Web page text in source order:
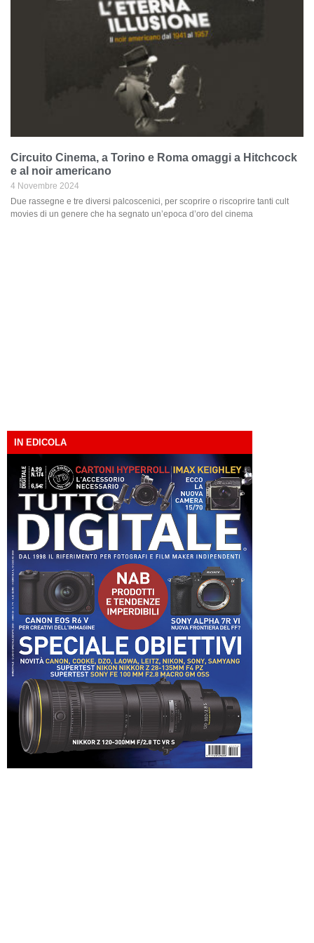
Circuito Cinema, a Torino e Roma omaggi a Hitchcock
e al noir americano
4 Novembre 2024
Due rassegne e tre diversi palcoscenici, per scoprire o riscoprire tanti cult
movies di un genere che ha segnato un’epoca d’oro del cinema
IN EDICOLA